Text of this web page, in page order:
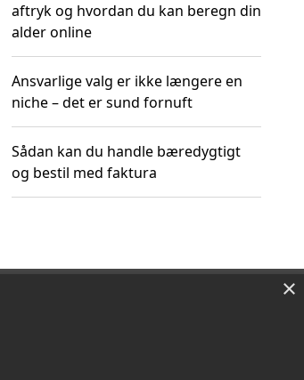
aftryk og hvordan du kan beregn din
alder online
Ansvarlige valg er ikke længere en
niche – det er sund fornuft
Sådan kan du handle bæredygtigt
og bestil med faktura
×